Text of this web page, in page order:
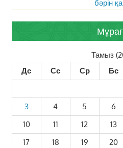
бәрін
Тамыз
Дс
Сс Ср Бс
3
4 5 6
10
11 12 13
17
18 19 20